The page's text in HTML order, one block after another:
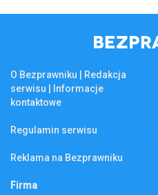
O Bezprawniku | Redakcja
serwisu | Informacje
kontaktowe
Regulamin serwisu
Reklama na Bezprawniku
Firma